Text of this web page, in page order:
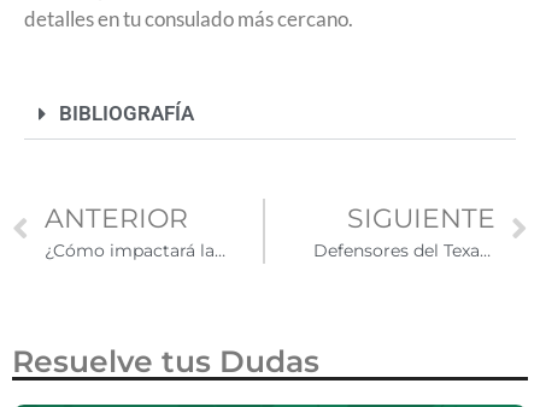
detalles en tu consulado más cercano.
BIBLIOGRAFÍA
ANTERIOR
¿Cómo impactará la Copa Mundial 2026 en los viajes de los latinos en Estados Unidos?
SIGUIENTE
Defensores del Texas Dream Act llevan a tribunales la lucha por restaurar la matrícula universitaria local para estudiantes indocumentados
Resuelve tus Dudas